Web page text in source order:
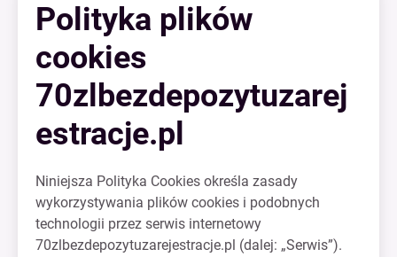
Polityka plików
cookies
70zlbezdepozytuzarej
estracje.pl
Niniejsza Polityka Cookies określa zasady
wykorzystywania plików cookies i podobnych
technologii przez serwis internetowy
70zlbezdepozytuzarejestracje.pl (dalej: „Serwis”).